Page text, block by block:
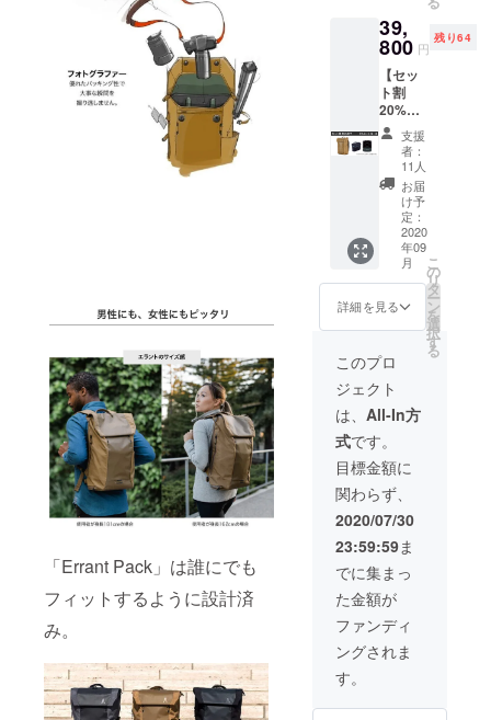
「Errant Pack」は誰にでも
フィットするように設計済
み。
選択く
ださ
い。 ※
オプ
ション
のMK-2
は1色の
みとな
りま
す。
39,
800 円
残り64
【セッ
ト割
20%OF
F】
Errant
Pack フ
ルセッ
ト ・
Errant
Pack
×1 ・
CB-1
×1 ・
MK-2
×1 ※ 送
料、消
費税込
み ※ カ
ラーは3
色より
選択く
ださ
い。 ※
オプ
ション
のCB-
1、MK-
2は1色
のみと
なりま
す。
支援
者：
11人
お届
け予
定：
2020
年09
月
詳細を見る
こ
の
リ
タ
ー
ン
を
選
択
す
る
このプロ
ジェクト
は、 All-In方
式です。
目標金額に
関わらず、
2020/07/30
23:59:59ま
でに集まっ
た金額が
ファンディ
ングされま
す。